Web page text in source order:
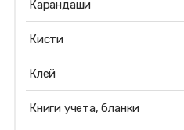
Карандаши
Кисти
Клей
Книги учета, бланки